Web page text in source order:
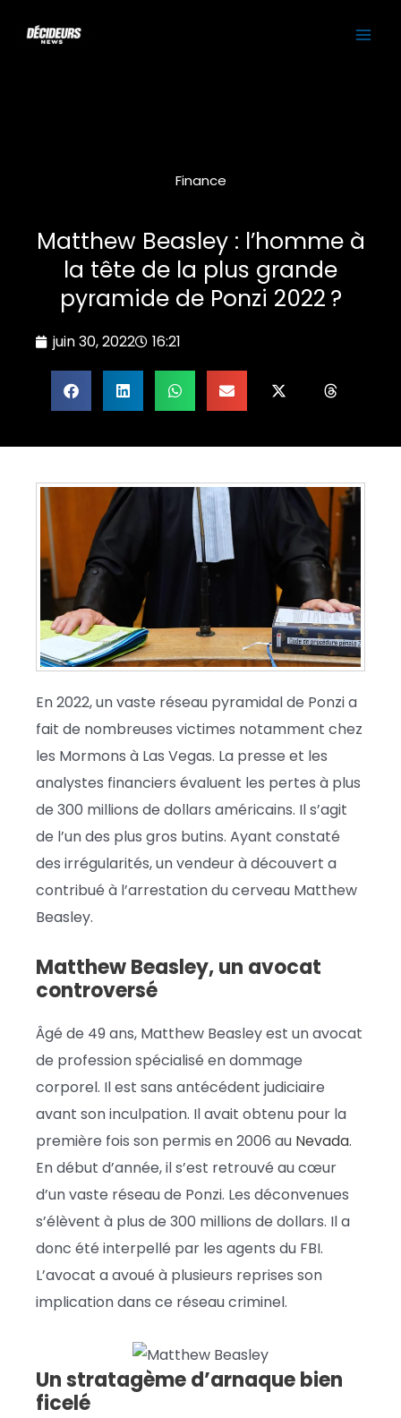
Finance
Matthew Beasley : l’homme à
la tête de la plus grande
pyramide de Ponzi 2022 ?
juin 30, 2022 16:21
En 2022, un vaste réseau pyramidal de Ponzi a
fait de nombreuses victimes notamment chez
les Mormons à Las Vegas. La presse et les
analystes financiers évaluent les pertes à plus
de 300 millions de dollars américains. Il s’agit
de l’un des plus gros butins. Ayant constaté
des irrégularités, un vendeur à découvert a
contribué à l’arrestation du cerveau Matthew
Beasley.
Matthew Beasley, un avocat
controversé
Âgé de 49 ans, Matthew Beasley est un avocat
de profession spécialisé en dommage
corporel. Il est sans antécédent judiciaire
avant son inculpation. Il avait obtenu pour la
première fois son permis en 2006 au Nevada.
En début d’année, il s’est retrouvé au cœur
d’un vaste réseau de Ponzi. Les déconvenues
s’élèvent à plus de 300 millions de dollars. Il a
donc été interpellé par les agents du FBI.
L’avocat a avoué à plusieurs reprises son
implication dans ce réseau criminel.
Un stratagème d’arnaque bien
ficelé